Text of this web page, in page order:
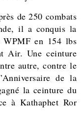
de 250 combats
il a conquis la
WPMF en 154 lbs
Air. Une ceinture
autre, contre le
de la
la ceinture du
à Kathaphet Ror